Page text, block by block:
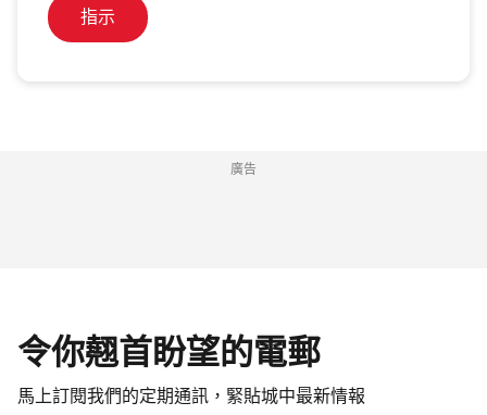
指示
廣告
令你翹首盼望的電郵
馬上訂閱我們的定期通訊，緊貼城中最新情報